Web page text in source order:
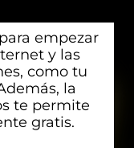
empezar
y las
como tu
la
te permite
gratis.